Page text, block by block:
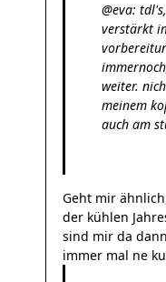
@eva:
verstärkt
weiter.
meinem
auch am
Geht mir
der kühlen
sind mir da
immer mal ne